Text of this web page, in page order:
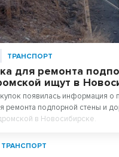
ТРАНСПОРТ
для ремонта
ищут в
появилась информация о
ремонта подпорной стены и
в Новосибирске.
ТРАНСПОРТ